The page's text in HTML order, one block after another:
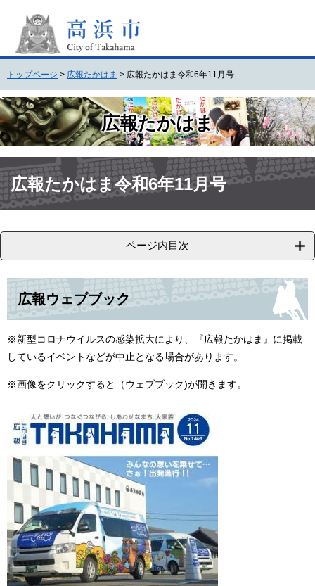
頭
で
す
。
飛
ば
し
て
本
文
へ
トップページ > 広報たかはま > 広報たかはま令和6年11月号
広報たかはま
文 広報たかはま令和6年11月号
ページ内目次
広報ウェブブック
※新型コロナウイルスの感染拡大により、『広報たかはま』に掲載
しているイベントなどが中止となる場合があります。
※画像をクリックすると（ウェブブック)が開きます。